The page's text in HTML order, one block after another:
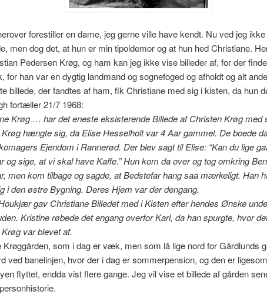
forestiller en dame, jeg gerne ville have kendt. Nu ved jeg
men dog det, at hun er min tipoldemor og at hun hed Christiane.
Pedersen Krøg, og ham kan jeg ikke vise billeder af, for der
for han var en dygtig landmand og sognefoged og afholdt og alt
billede, der fandtes af ham, fik Christiane med sig i kisten, da hun
fortæller 21/7 1968:
Krøg … har det eneste eksisterende Billede af Christen Krøg med
hængte sig, da Elise Hesselholt var 4 Aar gammel. De boede
Ejendom i Rannerød. Der blev sagt til Elise: “Kan du lige
og sige, at vi skal have Kaffe.” Hun kom da over og tog omkring
men kom tilbage og sagde, at Bedstefar hang saa mærkeligt. Han
i den østre Bygning. Deres Hjem var der dengang.
gav Christiane Billedet med i Kisten efter hendes Ønske
Kristine røbede det engang overfor Karl, da han spurgte, hvor
var blevet af.
Krøggården, som i dag er væk, men som lå lige nord for Gårdlunds
ved banelinjen, hvor der i dag er sommerpension, og den er
flyttet, endda vist flere gange. Jeg vil vise et billede af gården